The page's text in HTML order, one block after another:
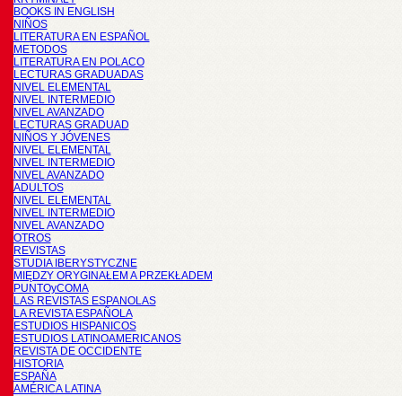
BOOKS IN ENGLISH
NIÑOS
LITERATURA EN ESPAÑOL
METODOS
LITERATURA EN POLACO
LECTURAS GRADUADAS
NIVEL ELEMENTAL
NIVEL INTERMEDIO
NIVEL AVANZADO
LECTURAS GRADUAD
NIÑOS Y JÓVENES
NIVEL ELEMENTAL
NIVEL INTERMEDIO
NIVEL AVANZADO
ADULTOS
NIVEL ELEMENTAL
NIVEL INTERMEDIO
NIVEL AVANZADO
OTROS
REVISTAS
STUDIA IBERYSTYCZNE
MIĘDZY ORYGINAŁEM A PRZEKŁADEM
PUNTOyCOMA
LAS REVISTAS ESPANOLAS
LA REVISTA ESPAÑOLA
ESTUDIOS HISPANICOS
ESTUDIOS LATINOAMERICANOS
REVISTA DE OCCIDENTE
HISTORIA
ESPAÑA
AMÉRICA LATINA